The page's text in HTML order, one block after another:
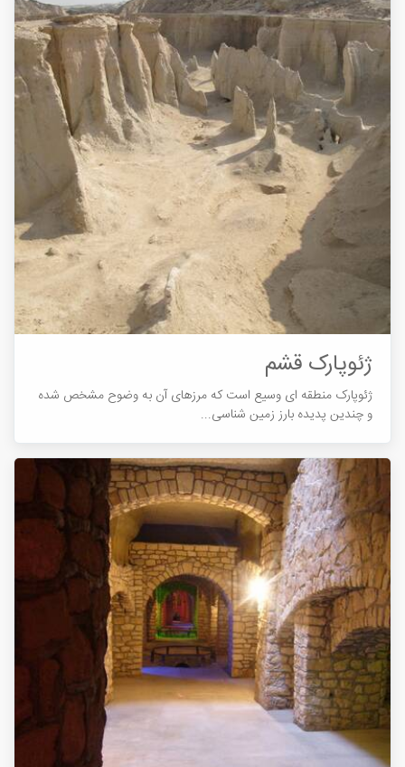
ژئوپارک قشم
ژئوپارک منطقه ای وسیع است که مرزهای آن به وضوح مشخص شده
و چندین پدیده بارز زمین ‌شناسی...